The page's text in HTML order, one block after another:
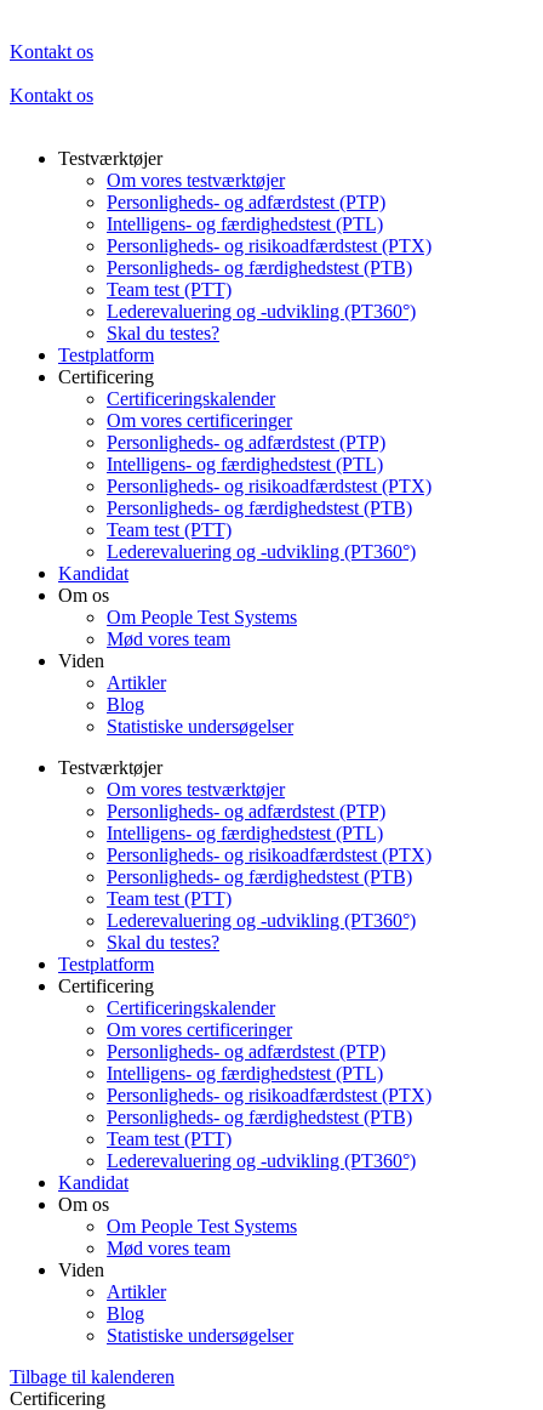
Kontakt os
Kontakt os
Testværktøjer
Om vores testværktøjer
Personligheds- og adfærdstest (PTP)
Intelligens- og færdighedstest (PTL)
Personligheds- og risikoadfærdstest (PTX)
Personligheds- og færdighedstest (PTB)
Team test (PTT)
Lederevaluering og -udvikling (PT360°)
Skal du testes?
Testplatform
Certificering
Certificeringskalender
Om vores certificeringer
Personligheds- og adfærdstest (PTP)
Intelligens- og færdighedstest (PTL)
Personligheds- og risikoadfærdstest (PTX)
Personligheds- og færdighedstest (PTB)
Team test (PTT)
Lederevaluering og -udvikling (PT360°)
Kandidat
Om os
Om People Test Systems
Mød vores team
Viden
Artikler
Blog
Statistiske undersøgelser
Testværktøjer
Om vores testværktøjer
Personligheds- og adfærdstest (PTP)
Intelligens- og færdighedstest (PTL)
Personligheds- og risikoadfærdstest (PTX)
Personligheds- og færdighedstest (PTB)
Team test (PTT)
Lederevaluering og -udvikling (PT360°)
Skal du testes?
Testplatform
Certificering
Certificeringskalender
Om vores certificeringer
Personligheds- og adfærdstest (PTP)
Intelligens- og færdighedstest (PTL)
Personligheds- og risikoadfærdstest (PTX)
Personligheds- og færdighedstest (PTB)
Team test (PTT)
Lederevaluering og -udvikling (PT360°)
Kandidat
Om os
Om People Test Systems
Mød vores team
Viden
Artikler
Blog
Statistiske undersøgelser
Tilbage til kalenderen
Certificering